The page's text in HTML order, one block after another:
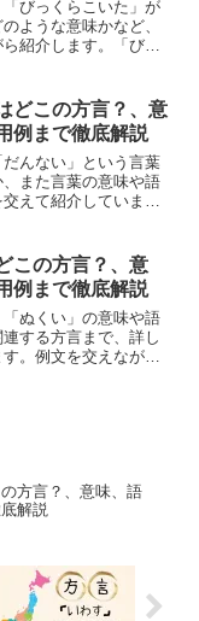
「びっくらこいた」が
ような意味かなど、
紹介します。「びっ
こんな言葉が口から飛
ません？...
どこの方言？、意
例まで徹底解説
んない」という言葉
また言葉の意味や語
えて紹介していま
」「差し支えない」
夫」「なん...
この方言？、意
例まで徹底解説
ぬくい」の意味や語
する方言まで、詳し
す。例文を交えなが
の方言？、意味、語
解説